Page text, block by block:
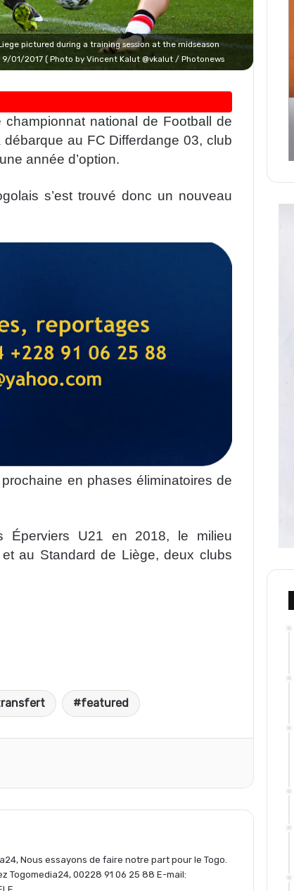
pictured during a training session at the midseason
01/2017 ( Photo by Vincent Kalut @vkalut / Photonews
national de Football de
au FC Differdange 03, club
année d’option.
s’est trouvé donc un nouveau
en phases éliminatoires de
Éperviers U21 en 2018, le milieu
au Standard de Liège, deux clubs
featured
Nous essayons de faire notre part pour le Togo.
Togomedia24, 00228 91 06 25 88 E-mail: